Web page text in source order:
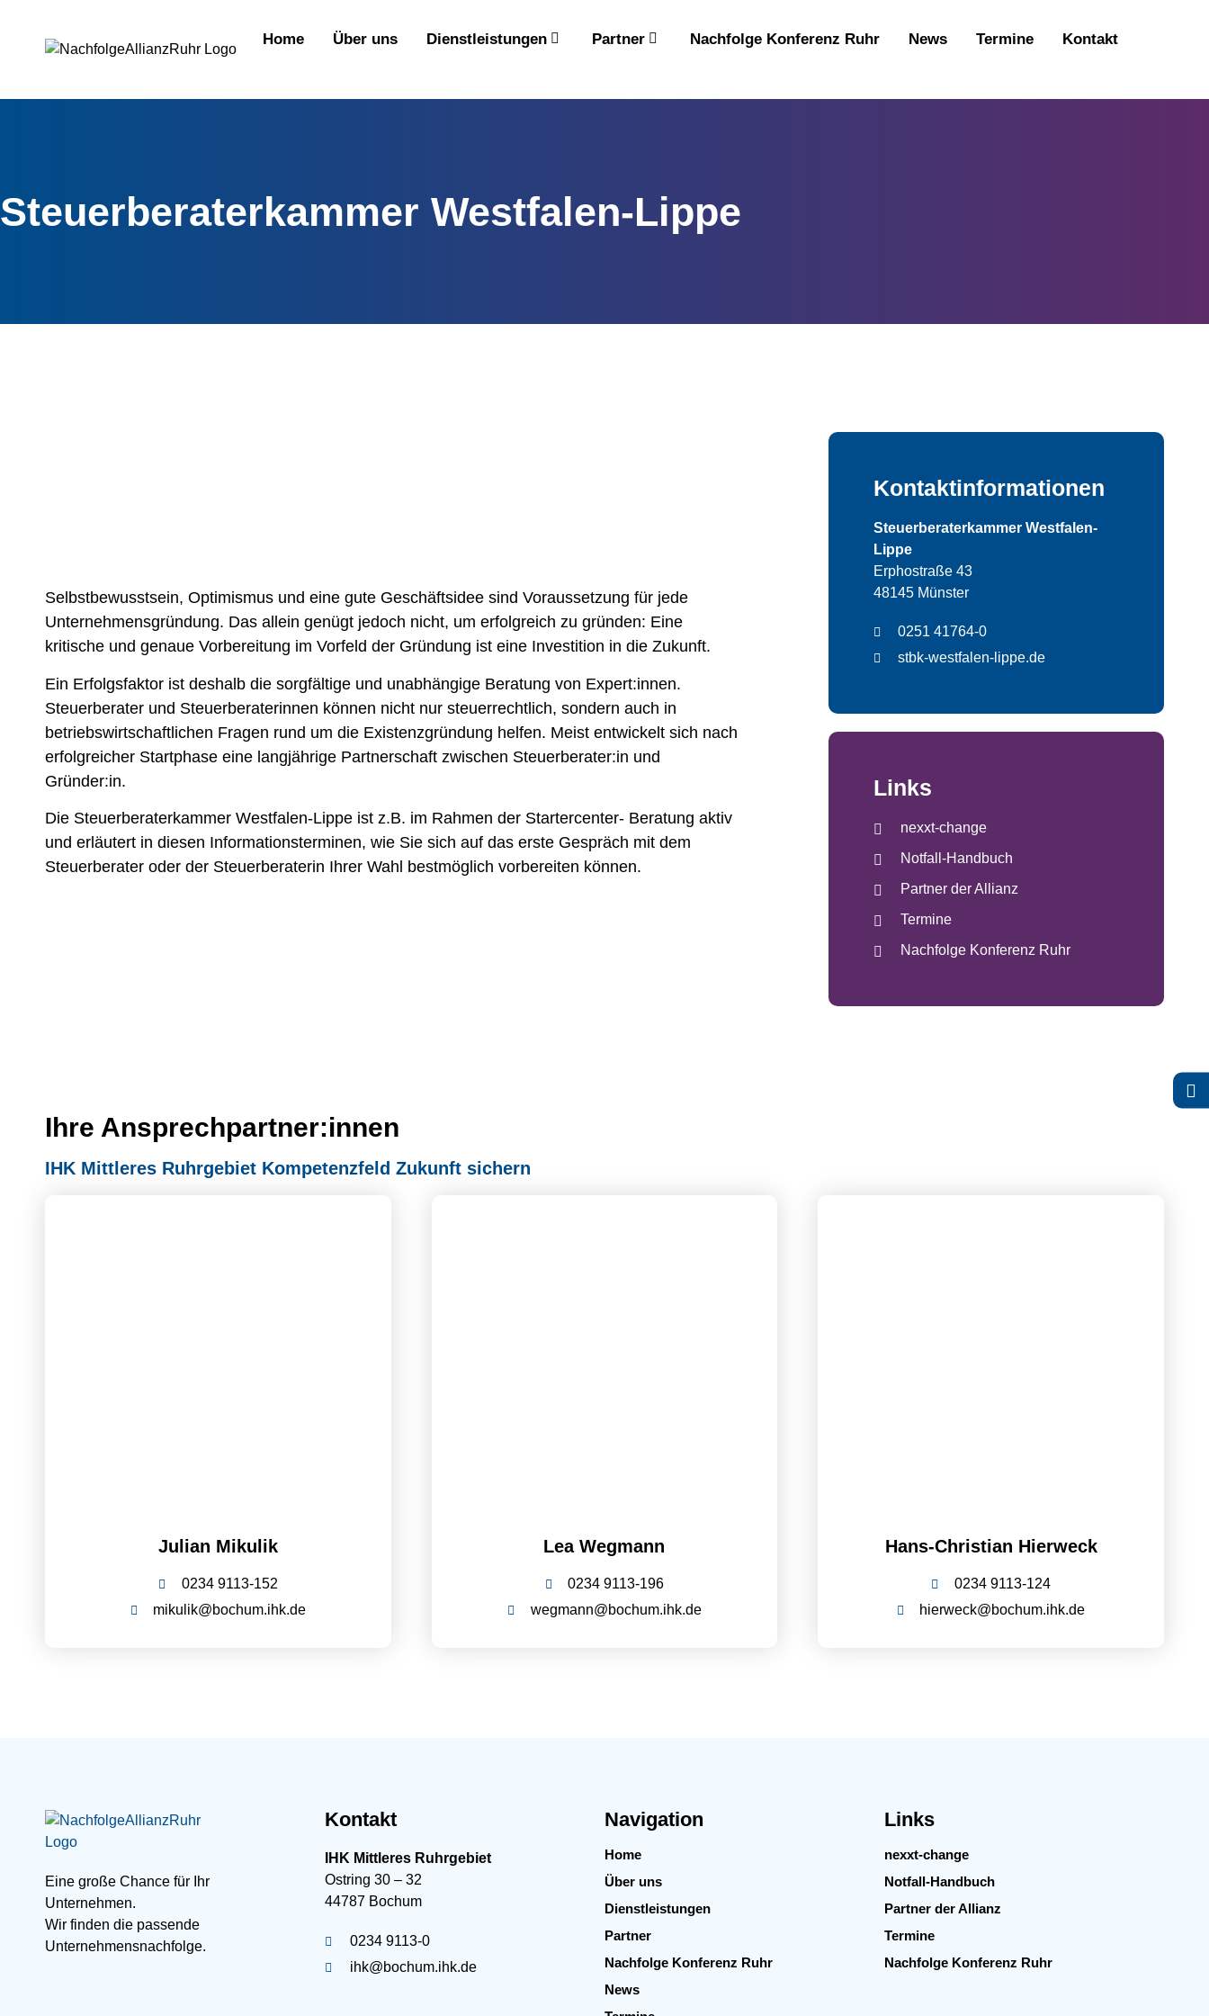
Home Über uns Dienstleistungen Partner Nachfolge Konferenz Ruhr News Termine Kontakt
Steuerberaterkammer Westfalen-Lippe
Selbstbewusstsein, Optimismus und eine gute Geschäftsidee sind Voraussetzung für jede
Unternehmensgründung. Das allein genügt jedoch nicht, um erfolgreich zu gründen: Eine
kritische und genaue Vorbereitung im Vorfeld der Gründung ist eine Investition in die Zukunft.
Ein Erfolgsfaktor ist deshalb die sorgfältige und unabhängige Beratung von Expert:innen.
Steuerberater und Steuerberaterinnen können nicht nur steuerrechtlich, sondern auch in
betriebswirtschaftlichen Fragen rund um die Existenzgründung helfen. Meist entwickelt sich nach
erfolgreicher Startphase eine langjährige Partnerschaft zwischen Steuerberater:in und
Gründer:in.
Die Steuerberaterkammer Westfalen-Lippe ist z.B. im Rahmen der Startercenter- Beratung aktiv
und erläutert in diesen Informationsterminen, wie Sie sich auf das erste Gespräch mit dem
Steuerberater oder der Steuerberaterin Ihrer Wahl bestmöglich vorbereiten können.
Kontaktinformationen
Steuerberaterkammer Westfalen-
Lippe
Erphostraße 43
48145 Münster
0251 41764-0
stbk-westfalen-lippe.de
Links
nexxt-change
Notfall-Handbuch
Partner der Allianz
Termine
Nachfolge Konferenz Ruhr
Ihre Ansprechpartner:innen
IHK Mittleres Ruhrgebiet Kompetenzfeld Zukunft sichern
Julian Mikulik
0234 9113-152
mikulik@bochum.ihk.de
Lea Wegmann
0234 9113-196
wegmann@bochum.ihk.de
Hans-Christian Hierweck
0234 9113-124
hierweck@bochum.ihk.de
Eine große Chance für Ihr
Unternehmen.
Wir finden die passende
Unternehmensnachfolge.
Kontakt
IHK Mittleres Ruhrgebiet
Ostring 30 – 32
44787 Bochum
0234 9113-0
ihk@bochum.ihk.de
Navigation
Home
Über uns
Dienstleistungen
Partner
Nachfolge Konferenz Ruhr
News
Links
nexxt-change
Notfall-Handbuch
Partner der Allianz
Termine
Nachfolge Konferenz Ruhr